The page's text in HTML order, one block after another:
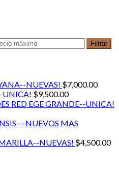
Filtrar
NUEVAS! $7,000.00
UNICA! $9,500.00
RED EGE GRANDE--UNICA!
NUEVOS MAS
NUEVAS! $4,500.00